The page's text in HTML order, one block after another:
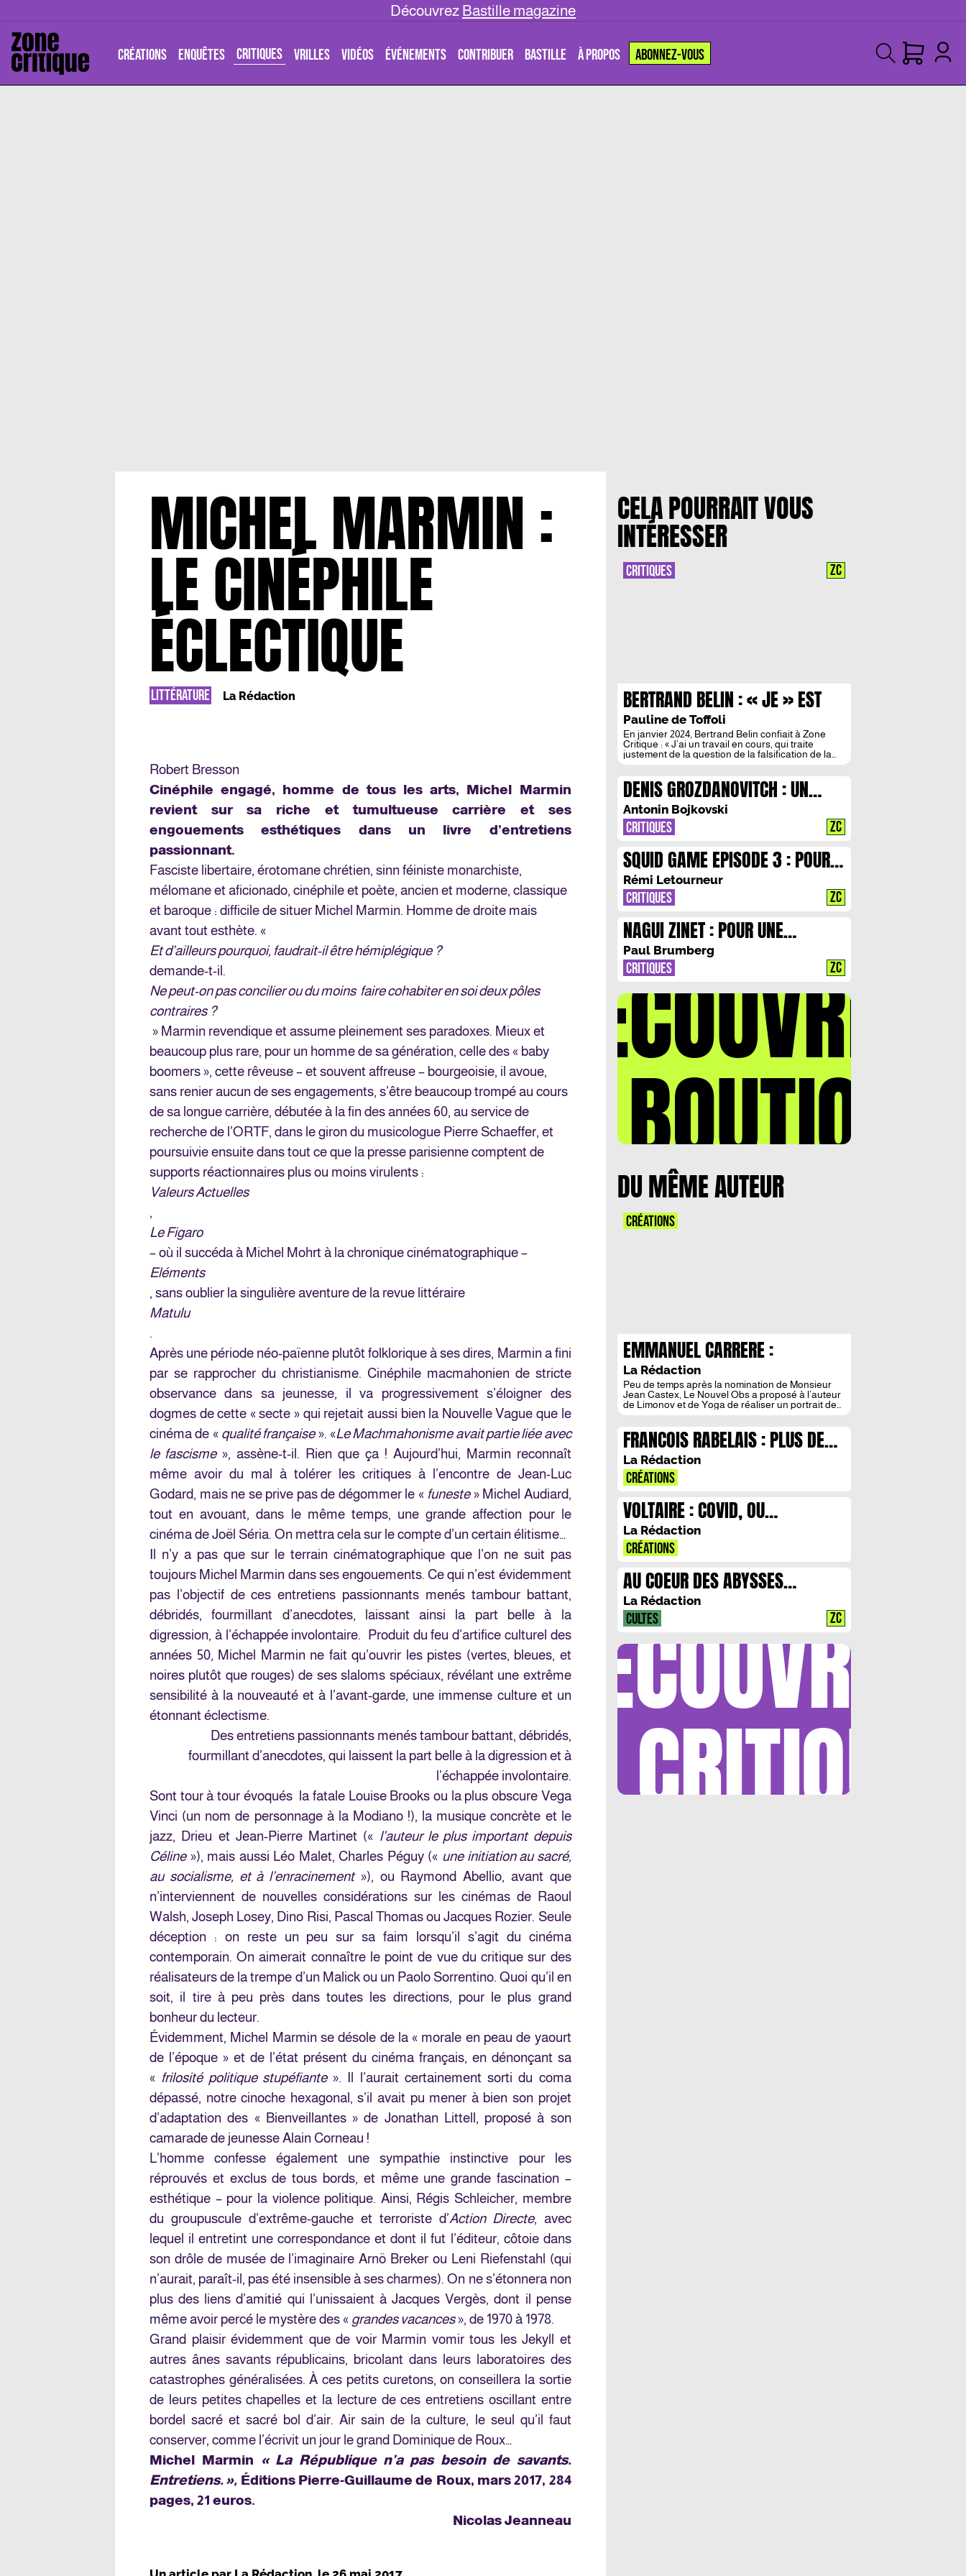
Découvrez Bastille magazine
CRÉATIONS ENQUÊTES CRITIQUES VRILLES VIDÉOS ÉVÉNEMENTS CONTRIBUER BASTILLE À PROPOS ABONNEZ-VOUS
MICHEL MARMIN :
LE CINÉPHILE
ÉCLECTIQUE
LITTÉRATURE La Rédaction
Robert Bresson
Cinéphile engagé, homme de tous les arts, Michel Marmin
revient sur sa riche et tumultueuse carrière et ses
engouements esthétiques dans un livre d’entretiens
passionnant.
Fasciste libertaire, érotomane chrétien, sinn féiniste monarchiste,
mélomane et aficionado, cinéphile et poète, ancien et moderne, classique
et baroque : difficile de situer Michel Marmin. Homme de droite mais
avant tout esthète. «
Et d’ailleurs pourquoi, faudrait-il être hémiplégique ?
demande-t-il.
Ne peut-on pas concilier ou du moins faire cohabiter en soi deux pôles
contraires ?
» Marmin revendique et assume pleinement ses paradoxes. Mieux et
beaucoup plus rare, pour un homme de sa génération, celle des « baby
boomers », cette rêveuse – et souvent affreuse – bourgeoisie, il avoue,
sans renier aucun de ses engagements, s’être beaucoup trompé au cours
de sa longue carrière, débutée à la fin des années 60, au service de
recherche de l’ORTF, dans le giron du musicologue Pierre Schaeffer, et
poursuivie ensuite dans tout ce que la presse parisienne comptent de
supports réactionnaires plus ou moins virulents :
Valeurs Actuelles
,
Le Figaro
– où il succéda à Michel Mohrt à la chronique cinématographique –
Eléments
, sans oublier la singulière aventure de la revue littéraire
Matulu
.
Après une période néo-païenne plutôt folklorique à ses dires, Marmin a fini
par se rapprocher du christianisme. Cinéphile macmahonien de stricte
observance dans sa jeunesse, il va progressivement s’éloigner des
dogmes de cette « secte » qui rejetait aussi bien la Nouvelle Vague que le
cinéma de « qualité française». «Le Machmahonisme avait partie liée avec
le fascisme», assène-t-il. Rien que ça ! Aujourd’hui, Marmin reconnaît
même avoir du mal à tolérer les critiques à l’encontre de Jean-Luc
Godard, mais ne se prive pas de dégommer le « funeste» Michel Audiard,
tout en avouant, dans le même temps, une grande affection pour le
cinéma de Joël Séria. On mettra cela sur le compte d’un certain élitisme…
Il n’y a pas que sur le terrain cinématographique que l’on ne suit pas
toujours Michel Marmin dans ses engouements. Ce qui n’est évidemment
pas l’objectif de ces entretiens passionnants menés tambour battant,
débridés, fourmillant d’anecdotes, laissant ainsi la part belle à la
digression, à l’échappée involontaire. Produit du feu d’artifice culturel des
années 50, Michel Marmin ne fait qu’ouvrir les pistes (vertes, bleues, et
noires plutôt que rouges) de ses slaloms spéciaux, révélant une extrême
sensibilité à la nouveauté et à l’avant-garde, une immense culture et un
étonnant éclectisme.
Des entretiens passionnants menés tambour battant, débridés,
fourmillant d’anecdotes, qui laissent la part belle à la digression et à
l’échappée involontaire.
Sont tour à tour évoqués la fatale Louise Brooks ou la plus obscure Vega
Vinci (un nom de personnage à la Modiano !), la musique concrète et le
jazz, Drieu et Jean-Pierre Martinet (« l’auteur le plus important depuis
Céline»), mais aussi Léo Malet, Charles Péguy (« une initiation au sacré,
au socialisme, et à l’enracinement»), ou Raymond Abellio, avant que
n’interviennent de nouvelles considérations sur les cinémas de Raoul
Walsh, Joseph Losey, Dino Risi, Pascal Thomas ou Jacques Rozier. Seule
déception : on reste un peu sur sa faim lorsqu’il s’agit du cinéma
contemporain. On aimerait connaître le point de vue du critique sur des
réalisateurs de la trempe d’un Malick ou un Paolo Sorrentino. Quoi qu’il en
soit, il tire à peu près dans toutes les directions, pour le plus grand
bonheur du lecteur.
Évidemment, Michel Marmin se désole de la « morale en peau de yaourt
de l’époque » et de l’état présent du cinéma français, en dénonçant sa
« frilosité politique stupéfiante». Il l’aurait certainement sorti du coma
dépassé, notre cinoche hexagonal, s’il avait pu mener à bien son projet
d’adaptation des « Bienveillantes » de Jonathan Littell, proposé à son
camarade de jeunesse Alain Corneau !
L’homme confesse également une sympathie instinctive pour les
réprouvés et exclus de tous bords, et même une grande fascination –
esthétique – pour la violence politique. Ainsi, Régis Schleicher, membre
du groupuscule d’extrême-gauche et terroriste d’Action Directe, avec
lequel il entretint une correspondance et dont il fut l’éditeur, côtoie dans
son drôle de musée de l’imaginaire Arnö Breker ou Leni Riefenstahl (qui
n’aurait, paraît-il, pas été insensible à ses charmes). On ne s’étonnera non
plus des liens d’amitié qui l’unissaient à Jacques Vergès, dont il pense
même avoir percé le mystère des « grandes vacances», de 1970 à 1978.
Grand plaisir évidemment que de voir Marmin vomir tous les Jekyll et
autres ânes savants républicains, bricolant dans leurs laboratoires des
catastrophes généralisées. À ces petits curetons, on conseillera la sortie
de leurs petites chapelles et la lecture de ces entretiens oscillant entre
bordel sacré et sacré bol d’air. Air sain de la culture, le seul qu’il faut
conserver, comme l’écrivit un jour le grand Dominique de Roux…
Michel Marmin « La République n’a pas besoin de savants.
Entretiens. », Éditions Pierre-Guillaume de Roux, mars 2017, 284
pages, 21 euros.
Nicolas Jeanneau
CELA POURRAIT VOUS
INTÉRESSER
BERTRAND BELIN : « JE » EST
UNE GRIMACE DANS LE MIROIR
Pauline de Toffoli
En janvier 2024, Bertrand Belin confiait à Zone
Critique : « J’ai un travail en cours, qui traite
justement de la question de la falsification de la
première personne. ». Un an plus tard,
exactement, il nous revient avec La Figure, texte
[…]
CRITIQUES ZC
DENIS GROZDANOVITCH : UN
VOYAGE INTELLECTUEL A
TRAVERS LE STYLE
Antonin Bojkovski
CRITIQUES ZC
SQUID GAME EPISODE 3 : POUR
UNE REVOLTE VIOLENTE
Rémi Letourneur
CRITIQUES ZC
NAGUI ZINET : POUR UNE
LITTERATURE IMPOLIE
Paul Brumberg
CRITIQUES ZC
DÉCOUVREZ
LA BOUTIQUE
DU MÊME AUTEUR
EMMANUEL CARRERE :
L’INCOLORE
La Rédaction
Peu de temps après la nomination de Monsieur
Jean Castex, Le Nouvel Obs a proposé à l’auteur
de Limonov et de Yoga de réaliser un portrait de
ses impressions et son entretien avec celui qui est
désormais le plus célèbre des politiciens
inconnus. Nous tenons à remercier
chaleureusement l’auteur ainsi que les éditions
P.O.L qui nous ont gracieusement autorisé à
reproduire ici ces extraits. Un pastiche réalisé par
CRÉATIONS
FRANCOIS RABELAIS : PLUS DE
TORCHECUL
La Rédaction
CRÉATIONS
VOLTAIRE : COVID, OU
L’OPTIMISME
La Rédaction
CRÉATIONS
AU COEUR DES ABYSSES
NOCTURNES
La Rédaction
CULTES ZC
DÉCOUVRIR
LES